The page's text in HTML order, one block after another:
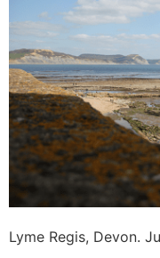
Lyme Regis, Devon.